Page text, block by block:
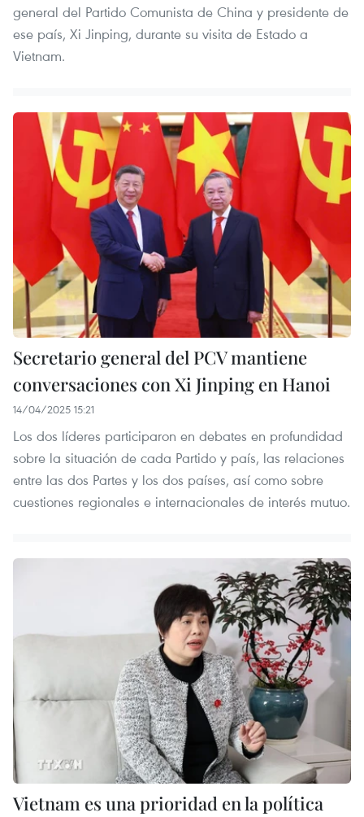
general del Partido Comunista de China y presidente de
ese país, Xi Jinping, durante su visita de Estado a
Vietnam.
Secretario general del PCV mantiene
conversaciones con Xi Jinping en Hanoi
14/04/2025 15:21
Los dos líderes participaron en debates en profundidad
sobre la situación de cada Partido y país, las relaciones
entre las dos Partes y los dos países, así como sobre
cuestiones regionales e internacionales de interés mutuo.
Vietnam es una prioridad en la política